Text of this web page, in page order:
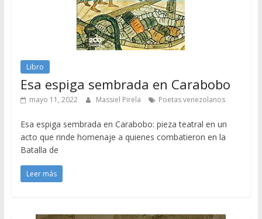
Libro
Esa espiga sembrada en Carabobo
mayo 11, 2022 Massiel Pirela Poetas venezolanos
Esa espiga sembrada en Carabobo: pieza teatral en un
acto que rinde homenaje a quienes combatieron en la
Batalla de
Leer más